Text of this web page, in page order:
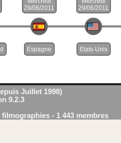
Juillet 1998)
9.2.3
- 1 443 membres